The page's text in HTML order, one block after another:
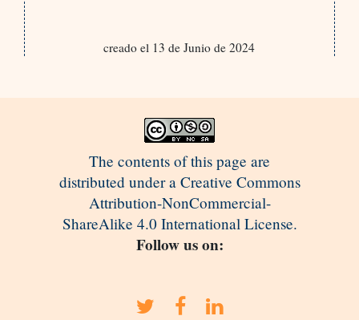
creado el 13 de Junio de 2024
The contents of this page are
distributed under a Creative Commons
Attribution-NonCommercial-
ShareAlike 4.0 International License.
Follow us on: